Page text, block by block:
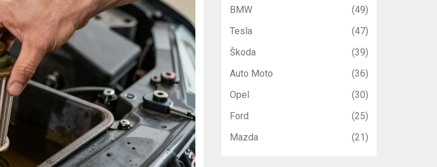
BMW
(49)
Tesla
(47)
Škoda
(39)
Auto Moto
(36)
Opel
(30)
Ford
(25)
Mazda
(21)